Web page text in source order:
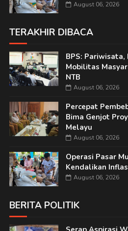
August 06, 2026
TERAKHIR DIBACA
BPS: Pariwisata,
Mobilitas
NTB
August 06, 2026
Percepat
Bima Genjot
Melayu
August 06, 2026
Operasi Pasar
Kendalikan
August 06, 2026
BERITA POLITIK